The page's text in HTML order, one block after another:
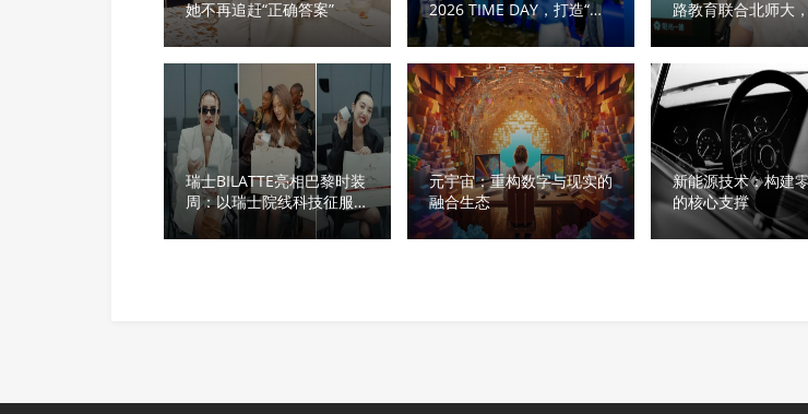
她不再追赶“正确答案”
2026 TIME DAY，打造“有
温度的AI座舱体验”
路教育联合北师大
庭心理教育专业人才
瑞士BILATTE亮相巴黎时装
周：以瑞士院线科技征服秀
场，获好莱坞顶级化妆师挚
荐
元宇宙：重构数字与现实的
融合生态
新能源技术：构建
的核心支撑